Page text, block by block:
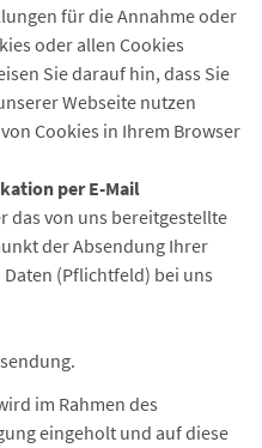
für die Annahme oder
oder allen Cookies
Sie darauf hin, dass Sie
Webseite nutzen
Cookies in Ihrem Browser
per E-Mail
das von uns bereitgestellte
der Absendung Ihrer
(Pflichtfeld) bei uns
im Rahmen des
eingeholt und auf diese